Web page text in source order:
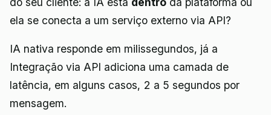
ela se conecta a um serviço externo via API?
IA nativa responde em milissegundos, já a
Integração via API adiciona uma camada de
latência, em alguns casos, 2 a 5 segundos por
mensagem.